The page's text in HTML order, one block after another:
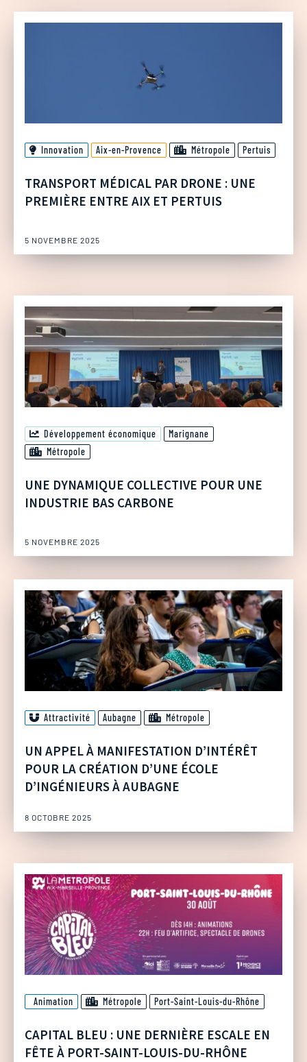
Innovation Aix-en-Provence Métropole Pertuis
TRANSPORT MÉDICAL PAR DRONE : UNE
PREMIÈRE ENTRE AIX ET PERTUIS
5 NOVEMBRE 2025
Développement économique
Marignane
Métropole
UNE DYNAMIQUE COLLECTIVE POUR UNE
INDUSTRIE BAS CARBONE
5 NOVEMBRE 2025
Attractivité Aubagne Métropole
UN APPEL À MANIFESTATION D’INTÉRÊT
POUR LA CRÉATION D’UNE ÉCOLE
D’INGÉNIEURS À AUBAGNE
8 OCTOBRE 2025
Animation Métropole Port-Saint-Louis-du-Rhône
CAPITAL BLEU : UNE DERNIÈRE ESCALE EN
FÊTE À PORT-SAINT-LOUIS-DU-RHÔNE